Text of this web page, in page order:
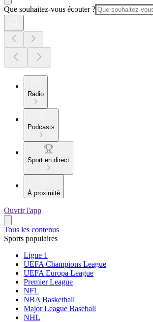
Que souhaitez-vous écouter ?
Radio
Podcasts
Sport en direct
À proximité
Ouvrir l'app
Tous les contenus
Sports populaires
Ligue 1
UEFA Champions League
UEFA Europa League
Premier League
NFL
NBA Basketball
Major League Baseball
NHL